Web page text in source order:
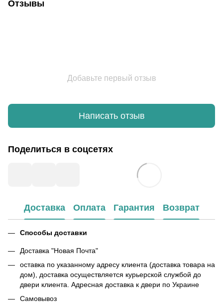
Отзывы
Добавьте первый отзыв
Написать отзыв
Поделиться в соцсетях
Доставка Оплата Гарантия Возврат
Способы доставки
Доставка "Новая Почта"
оставка по указанному адресу клиента (доставка товара на
дом), доставка осуществляется курьерской службой до
двери клиента. Адресная доставка к двери по Украине
Самовывоз